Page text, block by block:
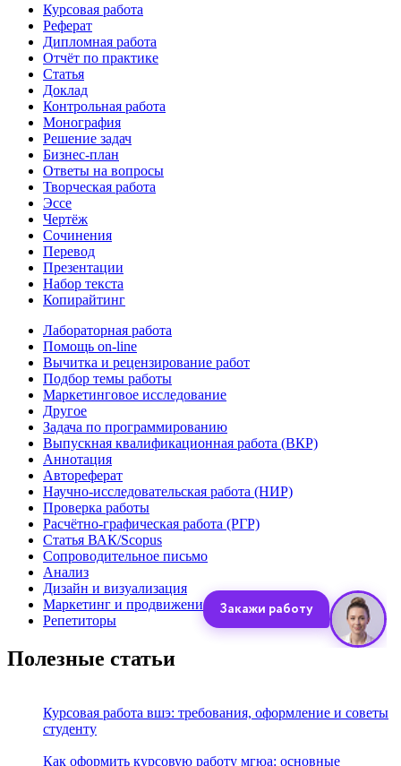
Курсовая работа
Реферат
Дипломная работа
Отчёт по практике
Статья
Доклад
Контрольная работа
Монография
Решение задач
Бизнес-план
Ответы на вопросы
Творческая работа
Эссе
Чертёж
Сочинения
Перевод
Презентации
Набор текста
Копирайтинг
Лабораторная работа
Помощь on-line
Вычитка и рецензирование работ
Подбор темы работы
Маркетинговое исследование
Другое
Задача по программированию
Выпускная квалификационная работа (ВКР)
Аннотация
Автореферат
Научно-исследовательская работа (НИР)
Проверка работы
Расчётно-графическая работа (РГР)
Статья ВАК/Scopus
Сопроводительное письмо
Анализ
Дизайн и визуализация
Маркетинг и продвижение
Репетиторы
Полезные статьи
Курсовая работа вшэ: требования, оформление и советы
студенту
Как оформить курсовую работу мгюа: основные